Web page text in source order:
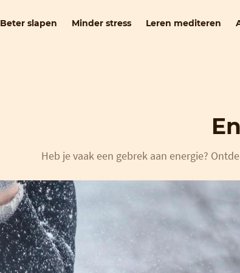
Beter slapen Minder stress Leren mediteren
Heb je vaak een gebrek aan energie?